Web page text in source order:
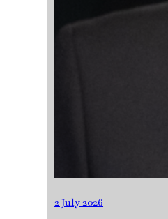
2 July 2026